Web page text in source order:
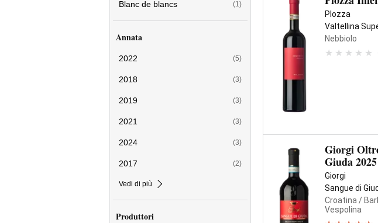
Blanc de blancs (1)
Annata
2022 (5)
2018 (3)
2019 (3)
2021 (3)
2024 (3)
2017 (2)
Vedi di più
Produttori
Plozza
Valtellina
Nebbiolo
Giorgi
Giuda 2025
Giorgi
Sangue di
Croatina /
Vespolina